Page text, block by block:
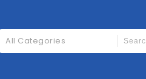
All Categories